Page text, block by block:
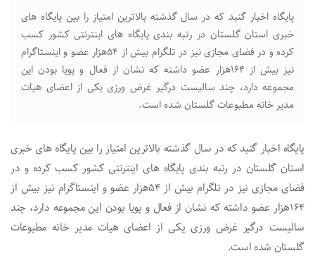
پایگاه اخبار گنبد که در سال گذشته بالاترین امتیاز را بین پایگاه های
خبری استان گلستان در رتبه بندی پایگاه های اینترنتی کشور کسب
کرده و در فضای مجازی نیز در تلگرام بیش از ۵۴هزار عضو و اینستاگرام
نیز بیش از ۱۶۴هزار عضو داشته که نشان‌ از فعال و پویا بودن این
مجموعه دارد، چند سالیست درگیر غرض ورزی یکی از اعضای هیات
مدیر خانه مطبوعات گلستان شده است.
پایگاه اخبار گنبد که در سال گذشته بالاترین امتیاز را بین پایگاه های خبری
استان گلستان در رتبه بندی پایگاه های اینترنتی کشور کسب کرده و در
فضای مجازی نیز در تلگرام بیش از ۵۴هزار عضو و اینستاگرام نیز بیش از
۱۶۴هزار عضو داشته که نشان‌ از فعال و پویا بودن این مجموعه دارد، چند
سالیست درگیر غرض ورزی یکی از اعضای هیات مدیر خانه مطبوعات
گلستان شده است.